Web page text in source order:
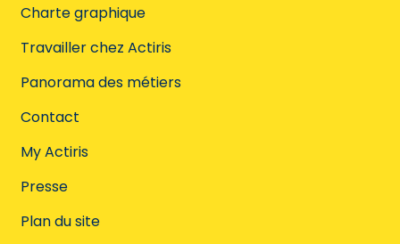
Charte graphique
Travailler chez Actiris
Panorama des métiers
Contact
My Actiris
Presse
Plan du site